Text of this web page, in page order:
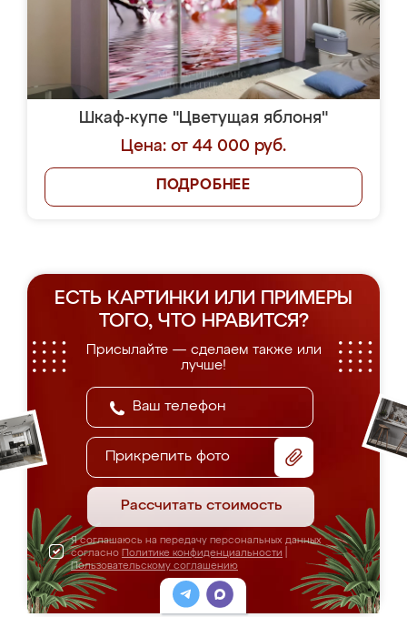
Шкаф-купе "Цветущая яблоня"
Цена: от 44 000 руб.
ПОДРОБНЕЕ
ЕСТЬ КАРТИНКИ ИЛИ ПРИМЕРЫ
ТОГО, ЧТО НРАВИТСЯ?
Присылайте — сделаем также или
лучше!
Прикрепить фото
Рассчитать стоимость
Я соглашаюсь на передачу персональных данных
согласно Политике конфиденциальности
Пользовательскому соглашению